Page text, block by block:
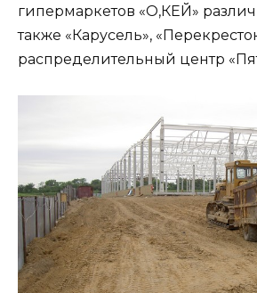
гипермаркетов «О,КЕЙ»
также «Карусель»,
распределительный центр